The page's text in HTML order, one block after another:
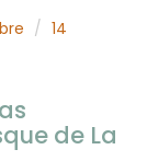
14
de La